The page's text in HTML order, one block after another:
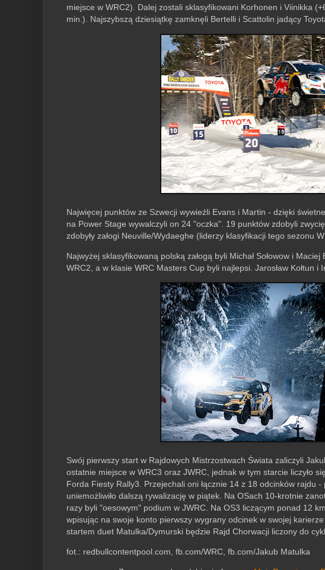
miejsce w WRC2). Dalej zostali sklasyfikowani Korhonen i Viinikka
min.). Najszybszą dziesiątkę zamknęli Bertelli i Scattolin jadący
Najwięcej punktów ze Szwecji wywieźli Evans i Martin - dzięki
na Power Stage wywalczyli on 24 "oczka". 19 punktów zdobyli
zdobyły załogi Neuville/Wydaeghe (liderzy klasyfikacji tego sezonu
Najwyżej sklasyfikowaną polską załogą byli Michał Sołowow i
WRC2, a w klasie WRC Masters Cup byli najlepsi. Jarosław Kołtun i
Swój pierwszy start w Rajdowych Mistrzostwach Świata zaliczyli
ostatnie miejsce w WRC3 oraz JWRC, jednak w tym starcie liczyło
Forda Fiesty Rally3. Przejechali oni łącznie 14 z 18 odcinków rajdu
uniemożliwiło dalszą rywalizację w piątek. Na OSach 10-krotnie
razy byli "oesowym" podium w JWRC. Na OS3 liczącym ponad 12
wpisując na swoje konto pierwszy wygrany odcinek w swojej
startem duet Matulka/Dymurski będzie Rajd Chorwacji liczony do
fot.: redbullcontentpool.com, fb.com/WRC, fb.com/Jakub Matulka